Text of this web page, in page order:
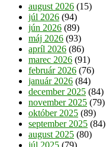
august 2026 (15)
júl 2026 (94)
jún 2026 (89)
máj 2026 (93)
apríl 2026 (86)
marec 2026 (91)
február 2026 (76)
január 2026 (84)
december 2025 (84)
november 2025 (79)
október 2025 (89)
september 2025 (84)
august 2025 (80)
júl 2025 (79)